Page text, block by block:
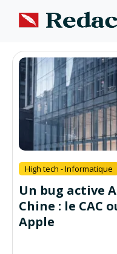
High tech - Informatique
Un bug active
Chine : le CAC
Apple